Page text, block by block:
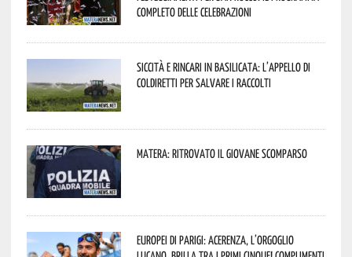
completo delle celebrazioni
Siccità e rincari in Basilicata: l’appello di
Coldiretti per salvare i raccolti
Matera: ritrovato il giovane scomparso
Europei di Parigi: Acerenza, l’orgoglio